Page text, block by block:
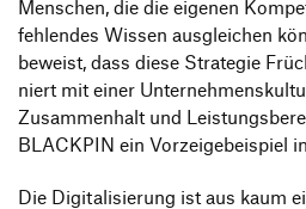
Menschen, die die eigenen
fehlendes Wissen ausglei­chen
beweist, dass diese Stra­tegie
niert mit einer
Zusam­men­halt und
BLACKPIN ein Vorzei­ge­bei­spiel
Die Digi­ta­li­sie­rung ist aus kaum